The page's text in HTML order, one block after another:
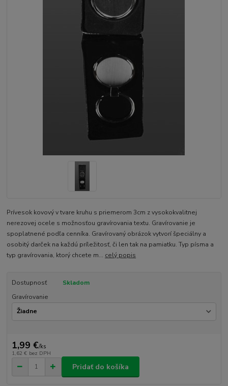
Prívesok kovový v tvare kruhu s priemerom 3cm z vysokokvalitnej
nerezovej ocele s možnosťou gravírovania textu. Gravírovanie je
spoplatnené podľa cenníka. Gravírovaný obrázok vytvorí špeciálny a
osobitý darček na každú príležitosť, či len tak na pamiatku. Typ písma a
typ gravírovania, ktorý chcete m... celý popis
Dostupnosť
Skladom
Gravírovanie
1,99 €/ks
1,62 € bez DPH
Pridať do košíka